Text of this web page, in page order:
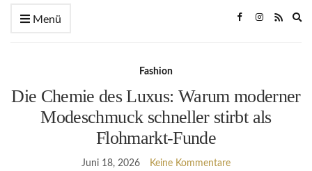
Menü
Fashion
Die Chemie des Luxus: Warum moderner
Modeschmuck schneller stirbt als
Flohmarkt-Funde
Juni 18, 2026 Keine Kommentare